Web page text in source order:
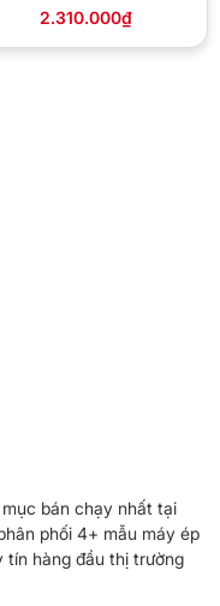
300
2.310.000₫
bán chạy nhất tại
phối 4+ mẫu máy ép
tín hàng đầu thị trường